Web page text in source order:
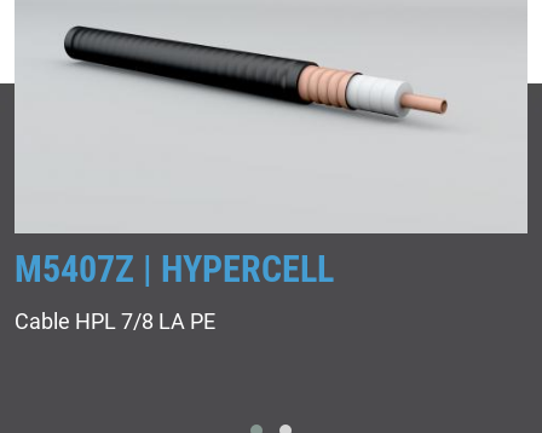
M5407Z | HYPERCELL
Cable HPL 7/8 LA PE